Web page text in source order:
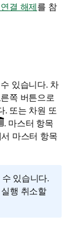
결 해제를 참
있습니다. 차
쪽 버튼으로
. 또는 차원 또
. 마스터 항목
마스터 항목
있습니다.
행 취소할